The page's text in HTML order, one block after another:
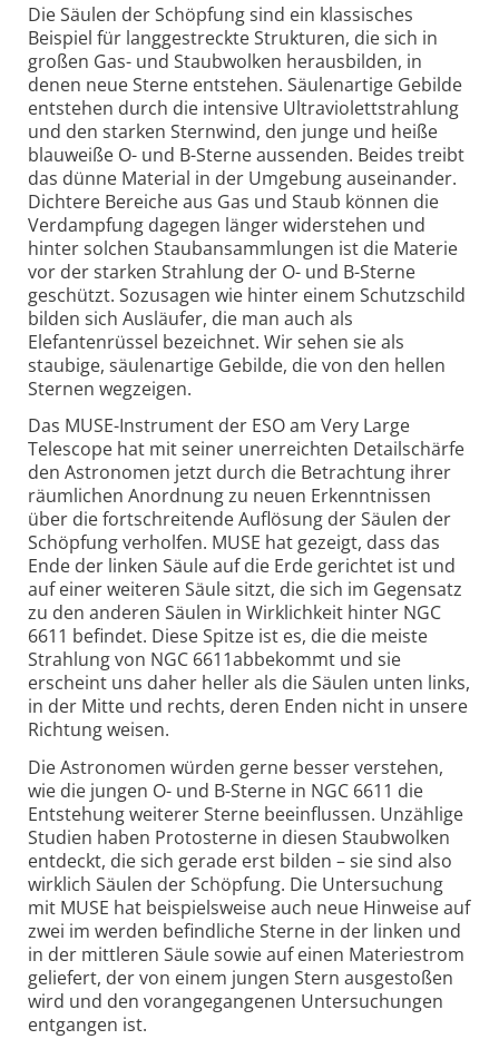
Die Säulen der Schöpfung sind ein klassisches
Beispiel für langgestreckte Strukturen, die sich in
großen Gas- und Staubwolken herausbilden, in
denen neue Sterne entstehen. Säulenartige Gebilde
entstehen durch die intensive Ultraviolettstrahlung
und den starken Sternwind, den junge und heiße
blauweiße O- und B-Sterne aussenden. Beides treibt
das dünne Material in der Umgebung auseinander.
Dichtere Bereiche aus Gas und Staub können die
Verdampfung dagegen länger widerstehen und
hinter solchen Staubansammlungen ist die Materie
vor der starken Strahlung der O- und B-Sterne
geschützt. Sozusagen wie hinter einem Schutzschild
bilden sich Ausläufer, die man auch als
Elefantenrüssel bezeichnet. Wir sehen sie als
staubige, säulenartige Gebilde, die von den hellen
Sternen wegzeigen.
Das MUSE-Instrument der ESO am Very Large
Telescope hat mit seiner unerreichten Detailschärfe
den Astronomen jetzt durch die Betrachtung ihrer
räumlichen Anordnung zu neuen Erkenntnissen
über die fortschreitende Auflösung der Säulen der
Schöpfung verholfen. MUSE hat gezeigt, dass das
Ende der linken Säule auf die Erde gerichtet ist und
auf einer weiteren Säule sitzt, die sich im Gegensatz
zu den anderen Säulen in Wirklichkeit hinter NGC
6611 befindet. Diese Spitze ist es, die die meiste
Strahlung von NGC 6611abbekommt und sie
erscheint uns daher heller als die Säulen unten links,
in der Mitte und rechts, deren Enden nicht in unsere
Richtung weisen.
Die Astronomen würden gerne besser verstehen,
wie die jungen O- und B-Sterne in NGC 6611 die
Entstehung weiterer Sterne beeinflussen. Unzählige
Studien haben Protosterne in diesen Staubwolken
entdeckt, die sich gerade erst bilden – sie sind also
wirklich Säulen der Schöpfung. Die Untersuchung
mit MUSE hat beispielsweise auch neue Hinweise auf
zwei im werden befindliche Sterne in der linken und
in der mittleren Säule sowie auf einen Materiestrom
geliefert, der von einem jungen Stern ausgestoßen
wird und den vorangegangenen Untersuchungen
entgangen ist.